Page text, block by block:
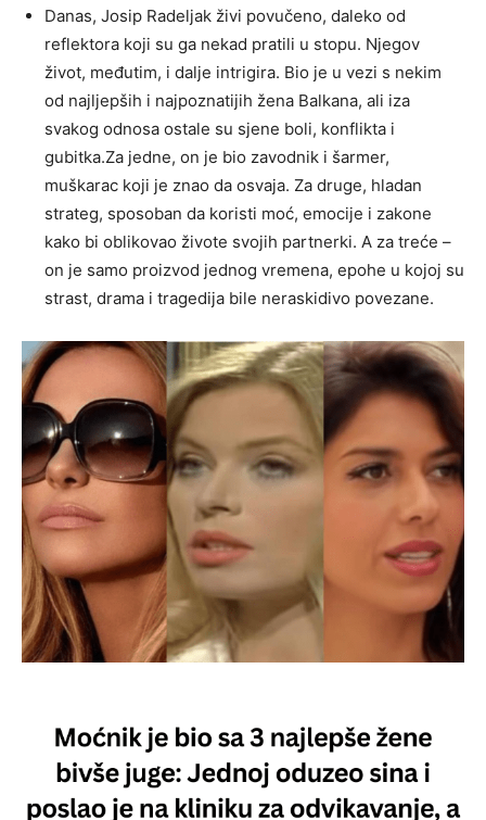
Danas, Josip Radeljak živi povučeno, daleko od
reflektora koji su ga nekad pratili u stopu. Njegov
život, međutim, i dalje intrigira. Bio je u vezi s nekim
od najljepših i najpoznatijih žena Balkana, ali iza
svakog odnosa ostale su sjene boli, konflikta i
gubitka.Za jedne, on je bio zavodnik i šarmer,
muškarac koji je znao da osvaja. Za druge, hladan
strateg, sposoban da koristi moć, emocije i zakone
kako bi oblikovao živote svojih partnerki. A za treće –
on je samo proizvod jednog vremena, epohe u kojoj su
strast, drama i tragedija bile neraskidivo povezane.